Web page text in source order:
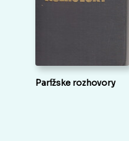
Parížske rozhovory